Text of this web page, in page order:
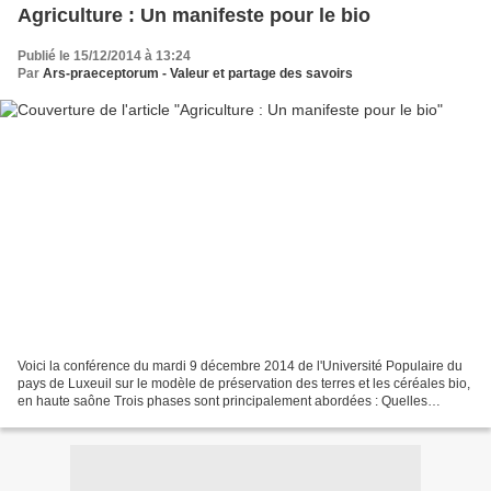
Agriculture : Un manifeste pour le bio
Publié le 15/12/2014 à 13:24
Par Ars-praeceptorum - Valeur et partage des savoirs
Voici la conférence du mardi 9 décembre 2014 de l'Université Populaire du
pays de Luxeuil sur le modèle de préservation des terres et les céréales bio,
en haute saône Trois phases sont principalement abordées : Quelles